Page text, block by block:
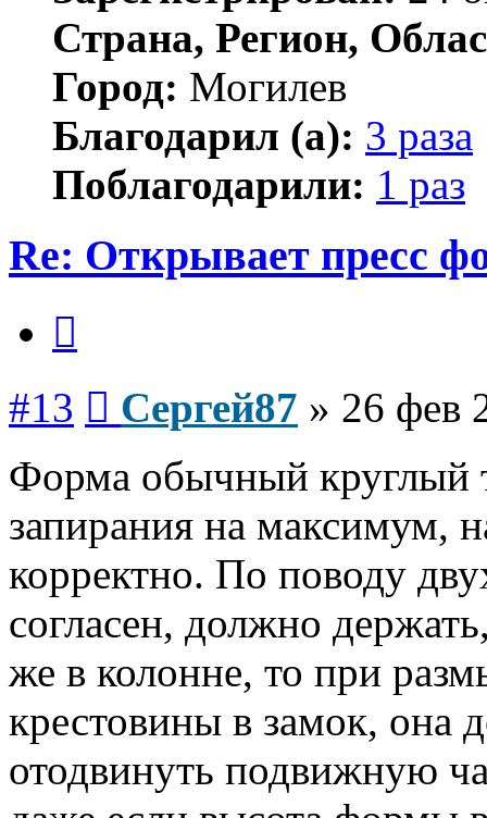
Страна, Регион,
Город: Могилев
Благодарил (а): 3 раза
Поблагодарили: 1 раз
Re: Открывает пресс
#13 Сергей87 » 26 фев
Форма обычный круглый
запирания на максимум,
корректно. По поводу
согласен, должно
же в колонне, то при
крестовины в замок, она
отодвинуть подвижную